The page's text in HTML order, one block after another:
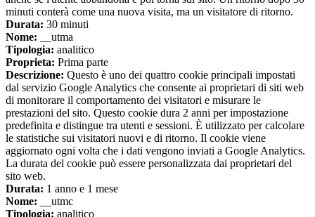
minuti conterà come una nuova visita, ma un visitatore di ritorno.
Durata: 30 minuti
Nome: __utma
Tipologia: analitico
Proprieta: Prima parte
Descrizione: Questo è uno dei quattro cookie principali impostati
dal servizio Google Analytics che consente ai proprietari di siti web
di monitorare il comportamento dei visitatori e misurare le
prestazioni del sito. Questo cookie dura 2 anni per impostazione
predefinita e distingue tra utenti e sessioni. È utilizzato per calcolare
le statistiche sui visitatori nuovi e di ritorno. Il cookie viene
aggiornato ogni volta che i dati vengono inviati a Google Analytics.
La durata del cookie può essere personalizzata dai proprietari del
sito web.
Durata: 1 anno e 1 mese
Nome: __utmc
Tipologia: analitico